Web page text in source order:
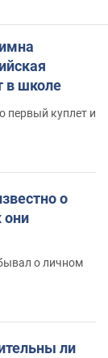
в школе
первый куплет и
о
они
о личном
ли